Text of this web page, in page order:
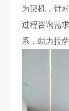
为契机，针
过程咨询需
系，助力拉